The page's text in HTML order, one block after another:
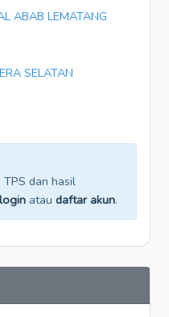
ABAB LEMATANG
SELATAN
dan hasil
login atau daftar akun.